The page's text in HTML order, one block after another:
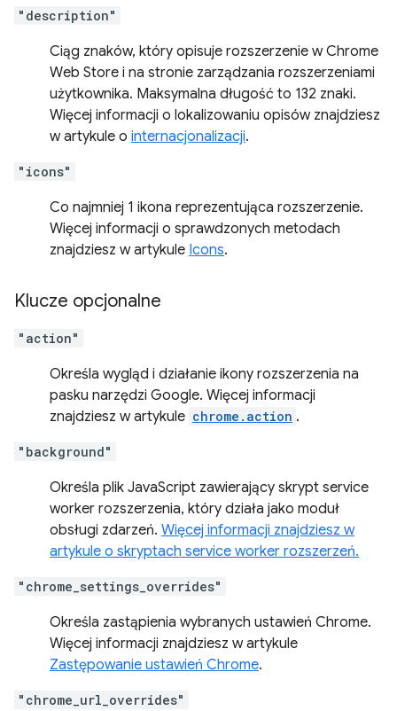
"description"
Ciąg znaków, który opisuje rozszerzenie w Chrome
Web Store i na stronie zarządzania rozszerzeniami
użytkownika. Maksymalna długość to 132 znaki.
Więcej informacji o lokalizowaniu opisów znajdziesz
w artykule o internacjonalizacji.
"icons"
Co najmniej 1 ikona reprezentująca rozszerzenie.
Więcej informacji o sprawdzonych metodach
znajdziesz w artykule Icons.
Klucze opcjonalne
"action"
Określa wygląd i działanie ikony rozszerzenia na
pasku narzędzi Google. Więcej informacji
znajdziesz w artykule chrome.action .
"background"
Określa plik JavaScript zawierający skrypt service
worker rozszerzenia, który działa jako moduł
obsługi zdarzeń. Więcej informacji znajdziesz w
artykule o skryptach service worker rozszerzeń.
"chrome_settings_overrides"
Określa zastąpienia wybranych ustawień Chrome.
Więcej informacji znajdziesz w artykule
Zastępowanie ustawień Chrome.
"chrome_url_overrides"